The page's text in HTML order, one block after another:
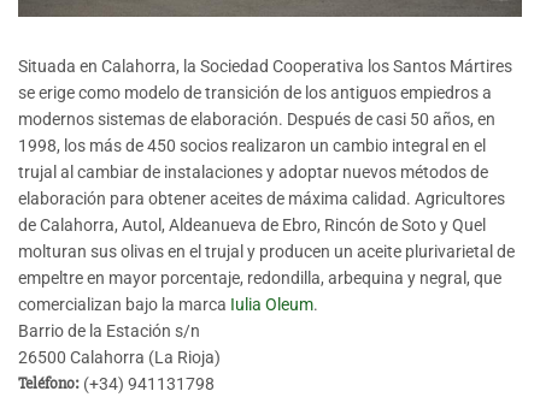
Situada en Calahorra, la Sociedad Cooperativa los Santos Mártires
se erige como modelo de transición de los antiguos empiedros a
modernos sistemas de elaboración. Después de casi 50 años, en
1998, los más de 450 socios realizaron un cambio integral en el
trujal al cambiar de instalaciones y adoptar nuevos métodos de
elaboración para obtener aceites de máxima calidad. Agricultores
de Calahorra, Autol, Aldeanueva de Ebro, Rincón de Soto y Quel
molturan sus olivas en el trujal y producen un aceite plurivarietal de
empeltre en mayor porcentaje, redondilla, arbequina y negral, que
comercializan bajo la marca Iulia Oleum.
Barrio de la Estación s/n
26500 Calahorra (La Rioja)
Teléfono: (+34) 941131798